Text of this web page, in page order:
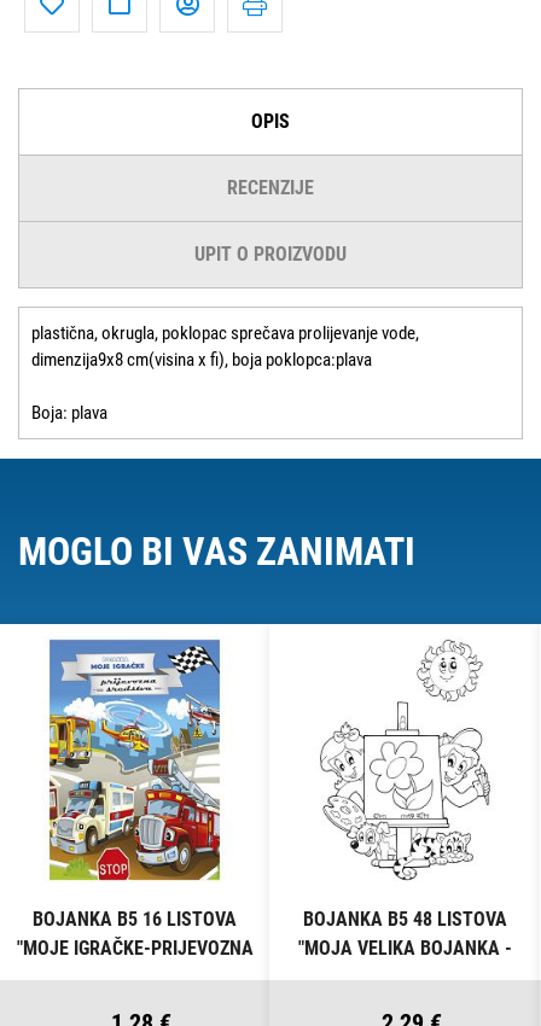
OPIS
RECENZIJE
UPIT O PROIZVODU
plastična, okrugla, poklopac sprečava prolijevanje vode,
dimenzija9x8 cm(visina x fi), boja poklopca:plava
Boja: plava
MOGLO BI VAS ZANIMATI
BOJANKA B5 16 LISTOVA
"MOJE IGRAČKE-PRIJEVOZNA
SREDSTVA" CONNECT
BOJANKA B5 48 LISTOVA
"MOJA VELIKA BOJANKA -
ŠARENI SVIJET" CONNECT